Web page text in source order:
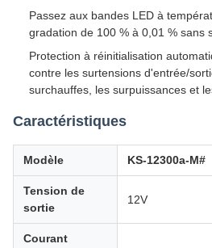
Passez aux bandes LED à
gradation de 100 % à 0,01 % sans
Protection à réinitialisation
contre les surtensions d'entrée/
surchauffes, les surpuissances et
Caractéristiques
Modèle KS-12300a-M#
Tension de
sortie
12V
Courant